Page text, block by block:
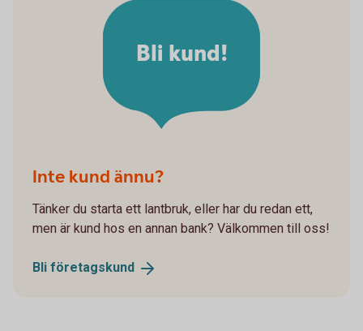
Bli kund!
Inte kund ännu?
Tänker du starta ett lantbruk, eller har du redan ett,
men är kund hos en annan bank? Välkommen till oss!
Bli företagskund